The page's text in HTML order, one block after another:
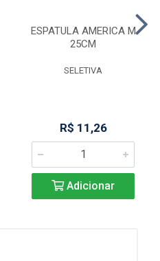
ESPATULA AMERICA M
25CM
SELETIVA
R$ 11,26
Adicionar